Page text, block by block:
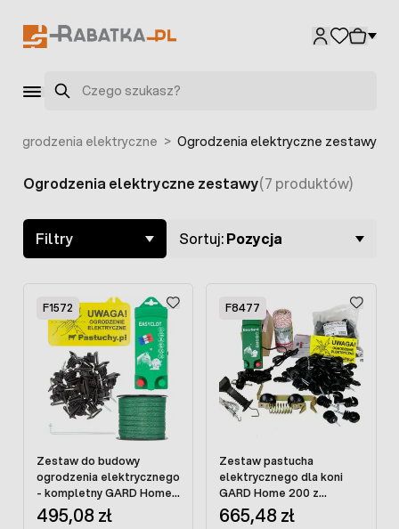
Szukaj
Ogrodzenia elektryczne > Ogrodzenia elektryczne zestawy
Skip to product list
Ogrodzenia elektryczne zestawy(7 produktów)
Filtry Sortuj:Pozycja
F1572
Zestaw do budowy
ogrodzenia elektrycznego
- kompletny GARD Home
100 z taśmą
495,08 zł
F8477
Zestaw pastucha
elektrycznego dla koni
GARD Home 200 z
plecionką
665,48 zł